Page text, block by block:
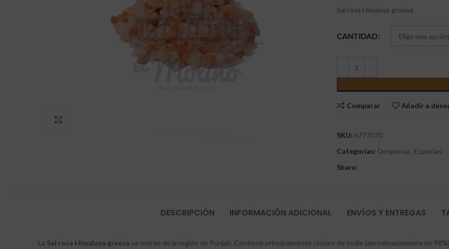
Sal rosa Himalaya gruesa
CANTIDAD
Comparar Añadir a
SKU: 6777070
Categorías: Despensa , Especias
Share:
DESCRIPCIÓN INFORMACIÓN ADICIONAL ENVÍOS Y ENTREGAS
La Sal rosa Himalaya gruesa se extrae de la región de Punjab. Contiene principalmente cloruro de sodio (aproximadamente un